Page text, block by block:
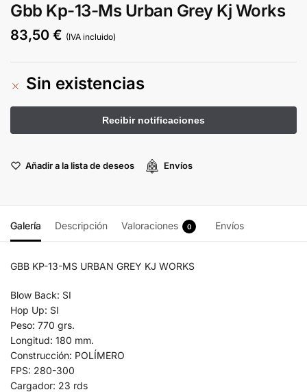
Gbb Kp-13-Ms Urban Grey Kj Works
83,50 € (IVA incluido)
Sin existencias
Añadir a la lista de deseos Envíos
Galería Descripción Valoraciones 0 Envíos
GBB KP-13-MS URBAN GREY KJ WORKS
Blow Back: SI
Hop Up: SI
Peso: 770 grs.
Longitud: 180 mm.
Construcción: POLÍMERO
FPS: 280-300
Cargador: 23 rds